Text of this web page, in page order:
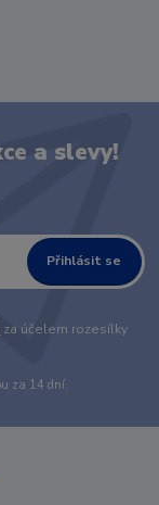
a slevy!
Přihlásit se
za účelem rozesílky
za 14 dní.